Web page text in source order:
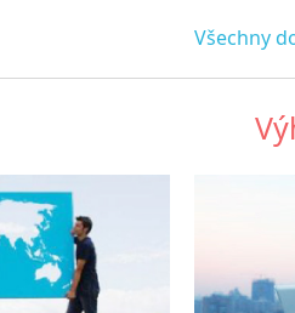
Všechny